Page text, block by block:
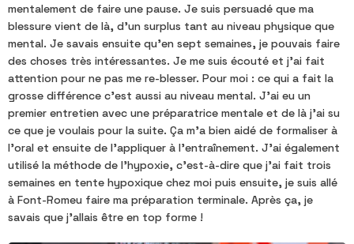
mentalement de faire une pause. Je suis persuadé que ma
blessure vient de là, d'un surplus tant au niveau physique que
mental. Je savais ensuite qu'en sept semaines, je pouvais faire
des choses très intéressantes. Je me suis écouté et j'ai fait
attention pour ne pas me re-blesser. Pour moi : ce qui a fait la
grosse différence c'est aussi au niveau mental. J'ai eu un
premier entretien avec une préparatrice mentale et de là j'ai su
ce que je voulais pour la suite. Ça m'a bien aidé de formaliser à
l'oral et ensuite de l'appliquer à l'entraînement. J'ai également
utilisé la méthode de l'hypoxie, c'est-à-dire que j'ai fait trois
semaines en tente hypoxique chez moi puis ensuite, je suis allé
à Font-Romeu faire ma préparation terminale. Après ça, je
savais que j'allais être en top forme !